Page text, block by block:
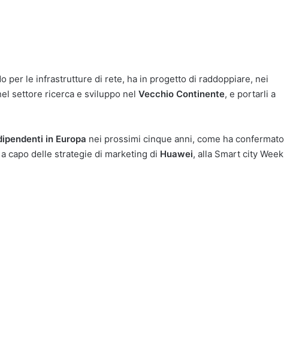
per le infrastrutture di rete, ha in progetto di raddoppiare, nei
settore ricerca e sviluppo nel Vecchio Continente, e portarli a
in Europa nei prossimi cinque anni, come ha confermato
capo delle strategie di marketing di Huawei, alla Smart city Week